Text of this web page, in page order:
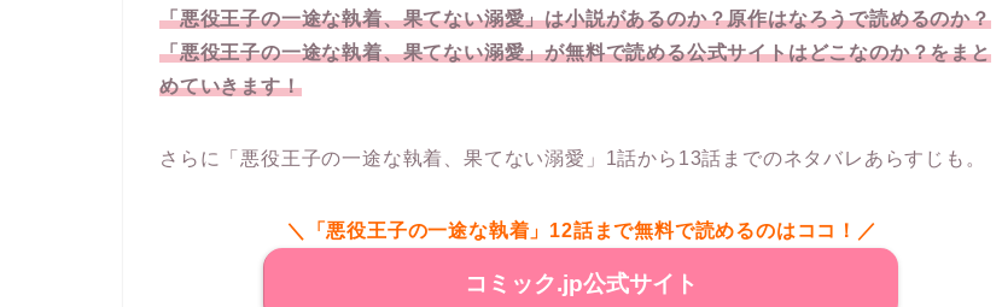
「悪役王子の一途な執着、果てない溺愛」は小説があるのか？原作はなろうで読めるのか？
「悪役王子の一途な執着、果てない溺愛」が無料で読める公式サイトはどこなのか？をまと
めていきます！
さらに「悪役王子の一途な執着、果てない溺愛」1話から13話までのネタバレあらすじも。
＼「悪役王子の一途な執着」12話まで無料で読めるのはココ！／
コミック.jp公式サイト